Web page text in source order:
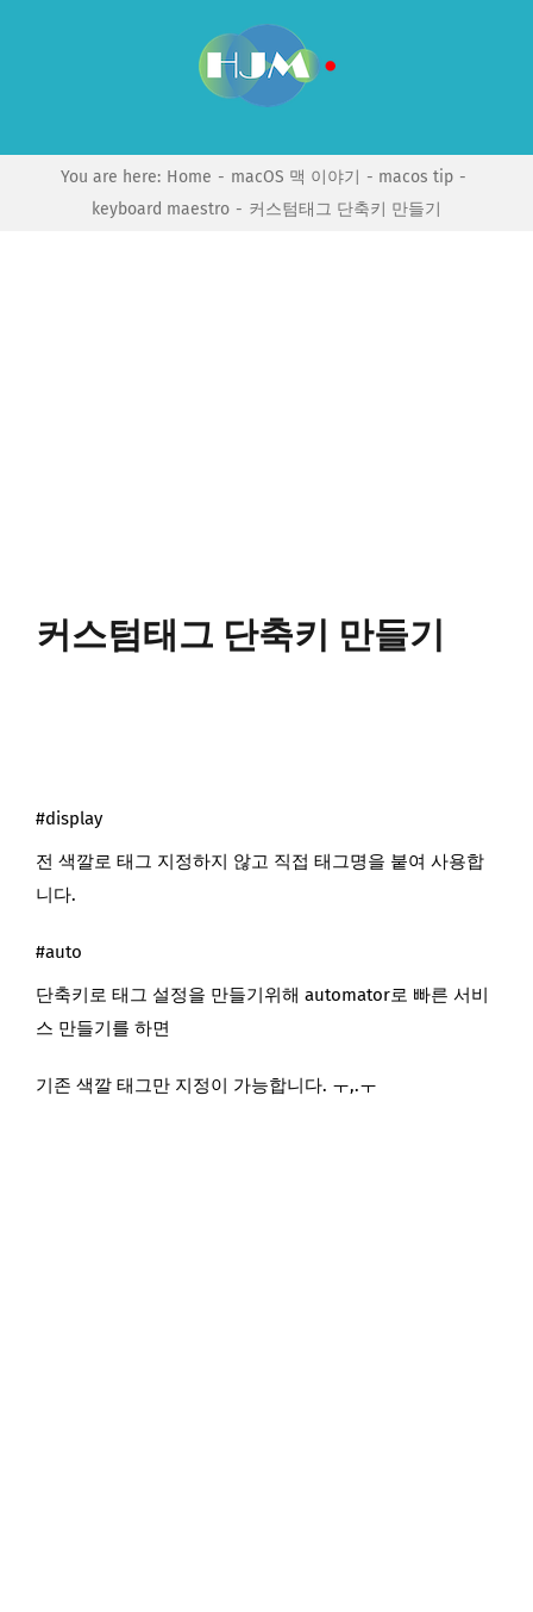
You are here: Home macOS 맥 이야기
macos tip
keyboard maestro
커스텀태그 단축키 만들기
커스텀태그 단축키 만들기
#display
전 색깔로 태그 지정하지 않고 직접 태그명을 붙여 사용합
니다.
#auto
단축키로 태그 설정을 만들기위해 automator로 빠른 서비
스 만들기를 하면
기존 색깔 태그만 지정이 가능합니다. ㅜ,.ㅜ